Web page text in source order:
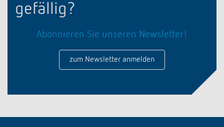
gefällig?
Abonnieren Sie unseren Newsletter!
zum Newsletter anmelden